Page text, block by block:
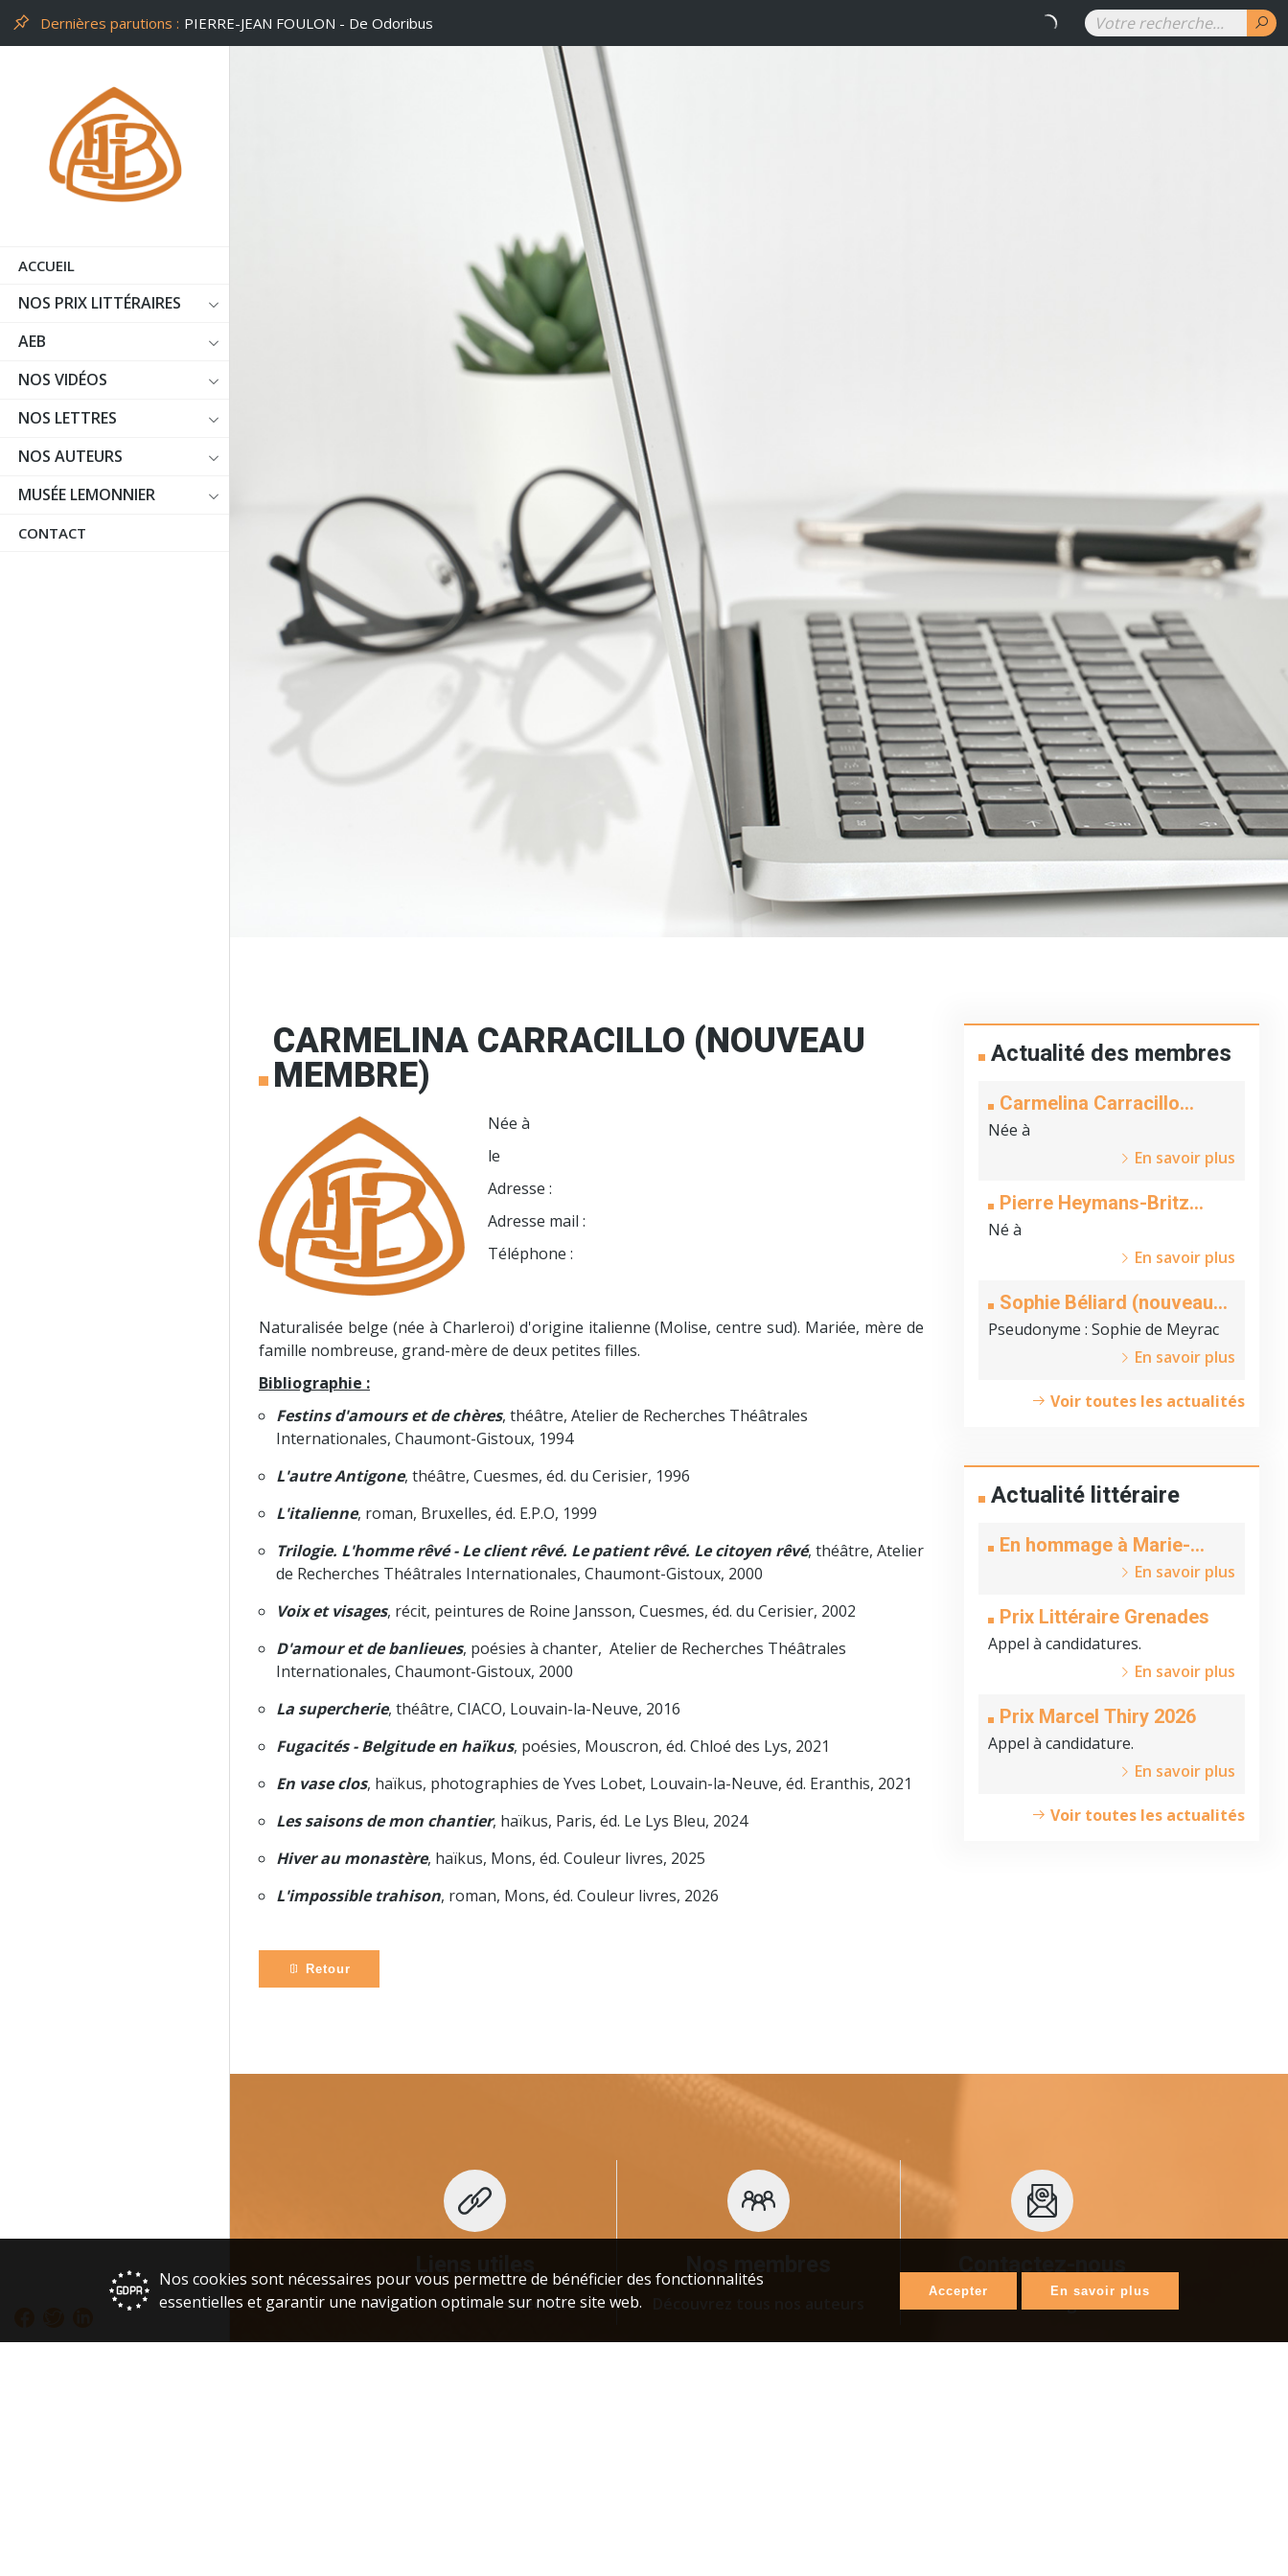
Nos cookies sont nécessaires pour vous permettre de bénéficier des fonctionnalités
essentielles et garantir une navigation optimale sur notre site web.
Accepter En savoir plus
ACCUEIL
NOS PRIX LITTÉRAIRES
AEB
NOS VIDÉOS
NOS LETTRES
NOS AUTEURS
MUSÉE LEMONNIER
CONTACT
Dernières parutions : PHILIPPE LEUCKX - Un peu d'air RENAUD DENUIT - Les couleurs
CARMELINA CARRACILLO (NOUVEAU
MEMBRE)
Née à
le
Adresse :
Adresse mail :
Téléphone :
Naturalisée belge (née à Charleroi) d'origine italienne (Molise, centre sud). Mariée, mère de
famille nombreuse, grand-mère de deux petites filles.
Bibliographie :
Festins d'amours et de chères, théâtre, Atelier de Recherches Théâtrales
Internationales, Chaumont-Gistoux, 1994
L'autre Antigone, théâtre, Cuesmes, éd. du Cerisier, 1996
L'italienne, roman, Bruxelles, éd. E.P.O, 1999
Trilogie. L'homme rêvé - Le client rêvé. Le patient rêvé. Le citoyen rêvé, théâtre, Atelier
de Recherches Théâtrales Internationales, Chaumont-Gistoux, 2000
Voix et visages, récit, peintures de Roine Jansson, Cuesmes, éd. du Cerisier, 2002
D'amour et de banlieues, poésies à chanter, Atelier de Recherches Théâtrales
Internationales, Chaumont-Gistoux, 2000
La supercherie, théâtre, CIACO, Louvain-la-Neuve, 2016
Fugacités - Belgitude en haïkus, poésies, Mouscron, éd. Chloé des Lys, 2021
En vase clos, haïkus, photographies de Yves Lobet, Louvain-la-Neuve, éd. Eranthis, 2021
Les saisons de mon chantier, haïkus, Paris, éd. Le Lys Bleu, 2024
Hiver au monastère, haïkus, Mons, éd. Couleur livres, 2025
L'impossible trahison, roman, Mons, éd. Couleur livres, 2026
Retour
Actualité des membres
Carmelina Carracillo
(nouveau membre)
Née à
En savoir plus
Pierre Heymans-Britz
(nouveau membre)
Né à
En savoir plus
Sophie Béliard (nouveau
membre)
Pseudonyme : Sophie de Meyrac
En savoir plus
Voir toutes les actualités
Actualité littéraire
En hommage à Marie-
En savoir plus
Prix Littéraire Grenades
Appel à candidatures.
En savoir plus
Prix Marcel Thiry 2026
Appel à candidature.
En savoir plus
Voir toutes les actualités
Parcourez notre sélection Pour tous renseignements